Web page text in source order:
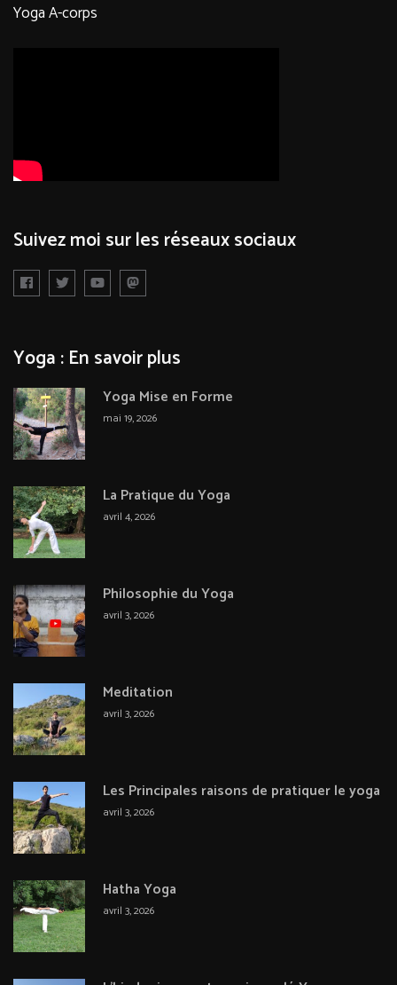
Yoga A-corps
Suivez moi sur les réseaux sociaux
Yoga : En savoir plus
Yoga Mise en Forme
mai 19, 2026
La Pratique du Yoga
avril 4, 2026
Philosophie du Yoga
avril 3, 2026
Meditation
avril 3, 2026
Les Principales raisons de pratiquer le yoga
avril 3, 2026
Hatha Yoga
avril 3, 2026